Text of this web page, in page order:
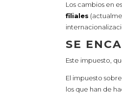
Los cambios en
filiales
SE
Este impuesto,
El impuesto
los que han de